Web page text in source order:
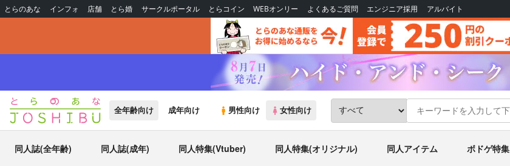
とらのあな インフォ 店舗 とら婚 サークルポータル とらコイン WEBオンリー よくあるご質問 エンジニア採用 アルバイト
全年齢向け 成年向け 男性向け 女性向け
同人誌(全年齢) 同人誌(成年) 同人特集(Vtuber) 同人特集(オリジナル) 同人アイテム ボドゲ特集